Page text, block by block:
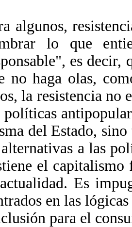
algunos,
lo que
es decir,
no haga olas,
la resistencia no
políticas
del Estado,
a las
el
Es
en las
para el